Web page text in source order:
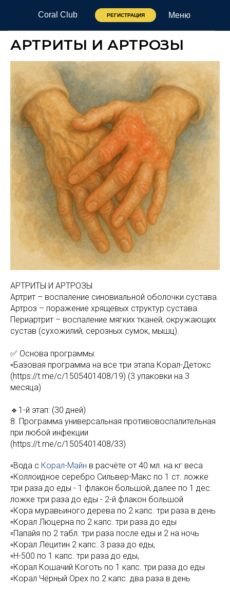
Coral Club Меню
РЕГИСТРАЦИЯ
АРТРИТЫ И АРТРОЗЫ
АРТРИТЫ И АРТРОЗЫ
Артрит – воспаление синовиальной оболочки сустава.
Артроз – поражение хрящевых структур сустава.
Периартрит – воспаление мягких тканей, окружающих
сустав (сухожилий, серозных сумок, мышц).
✅ Основа программы:
▫️Базовая программа на все три этапа Корал-Детокс
(https://t.me/c/1505401408/19) (3 упаковки на 3
месяца)
🔹1-й этап: (30 дней)
8. Программа универсальная противовоспалительная
при любой инфекции
(https://t.me/c/1505401408/33)
▫️Вода с Корал-Майн в расчёте от 40 мл. на кг веса
▫️Коллоидное серебро Сильвер-Макс по 1 ст. ложке
три раза до еды - 1 флакон большой, далее по 1 дес.
ложке три раза до еды - 2-й флакон большой
▫️Кора муравьиного дерева по 2 капс. три раза в день
▫️Корал Люцерна по 2 капс. три раза до еды
▫️Папайя по 2 табл. три раза после еды и 2 на ночь
▫️Корал Лецитин 2 капс. 3 раза до еды,
▫️Н-500 по 1 капс. три раза до еды,
▫️Корал Кошачий Коготь по 1 капс. три раза до еды
▫️Корал Чёрный Орех по 2 капс. два раза в день